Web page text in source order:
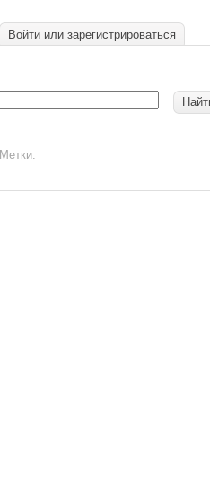
Войти или зарегистрироваться
Метки: